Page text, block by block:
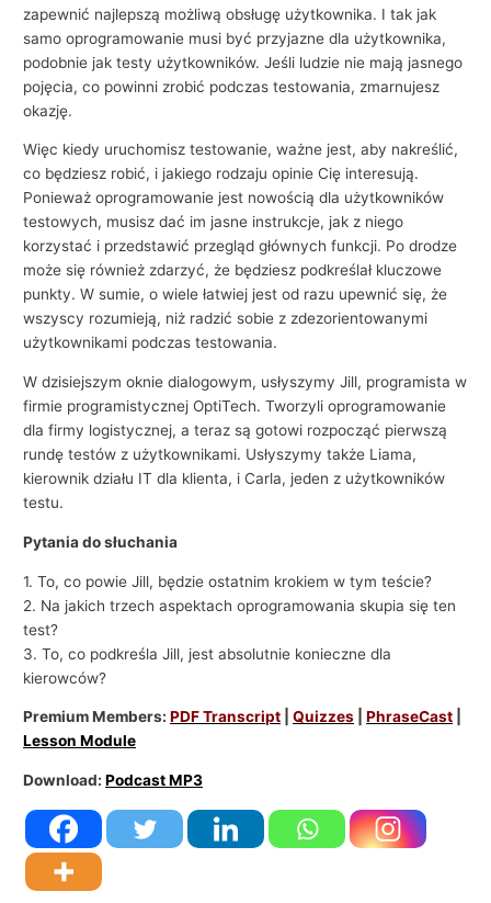
zapewnić najlepszą możliwą obsługę użytkownika. I tak jak
samo oprogramowanie musi być przyjazne dla użytkownika,
podobnie jak testy użytkowników. Jeśli ludzie nie mają jasnego
pojęcia, co powinni zrobić podczas testowania, zmarnujesz
okazję.
Więc kiedy uruchomisz testowanie, ważne jest, aby nakreślić,
co będziesz robić, i jakiego rodzaju opinie Cię interesują.
Ponieważ oprogramowanie jest nowością dla użytkowników
testowych, musisz dać im jasne instrukcje, jak z niego
korzystać i przedstawić przegląd głównych funkcji. Po drodze
może się również zdarzyć, że będziesz podkreślał kluczowe
punkty. W sumie, o wiele łatwiej jest od razu upewnić się, że
wszyscy rozumieją, niż radzić sobie z zdezorientowanymi
użytkownikami podczas testowania.
W dzisiejszym oknie dialogowym, usłyszymy Jill, programista w
firmie programistycznej OptiTech. Tworzyli oprogramowanie
dla firmy logistycznej, a teraz są gotowi rozpocząć pierwszą
rundę testów z użytkownikami. Usłyszymy także Liama,
kierownik działu IT dla klienta, i Carla, jeden z użytkowników
testu.
Pytania do słuchania
1. To, co powie Jill, będzie ostatnim krokiem w tym teście?
2. Na jakich trzech aspektach oprogramowania skupia się ten
test?
3. To, co podkreśla Jill, jest absolutnie konieczne dla
kierowców?
Premium Members:PDF Transcript |Quizzes |PhraseCast
Lesson Module
Download:Podcast MP3